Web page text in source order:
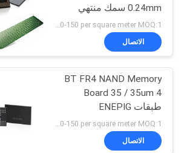
معلومات
جولة
المعمل
ركيزة حزمة IC
47
0.24mm سمك منتهي
US 120-150 per square meter MOQ:1 متر مربع
الاتصال
BT FR4 NAND Memory
Board 35 / 35um 4
طبقات ENEPIG
الاتصال